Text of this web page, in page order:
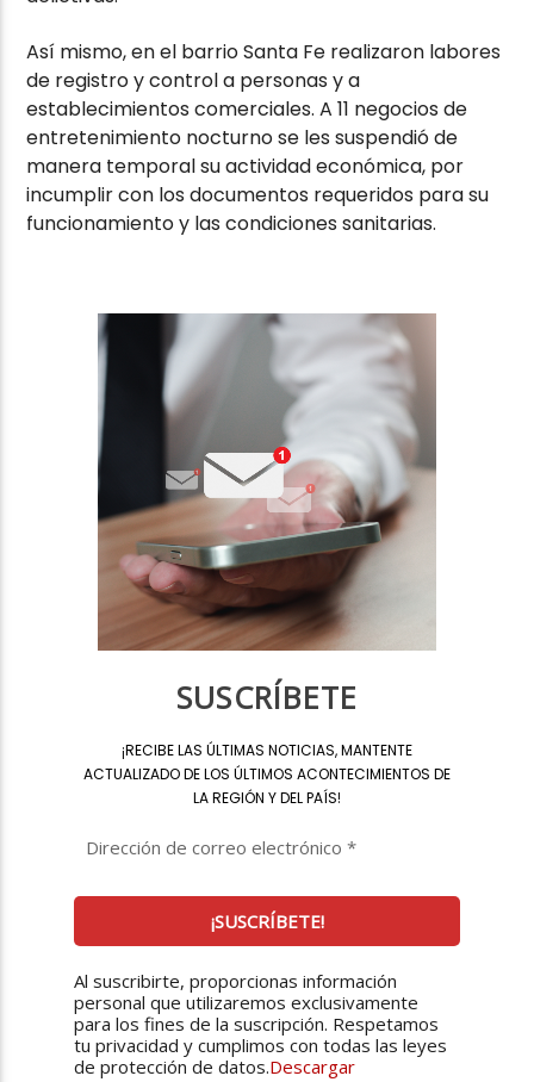
Así mismo, en el barrio Santa Fe realizaron labores
de registro y control a personas y a
establecimientos comerciales. A 11 negocios de
entretenimiento nocturno se les suspendió de
manera temporal su actividad económica, por
incumplir con los documentos requeridos para su
funcionamiento y las condiciones sanitarias.
SUSCRÍBETE
¡RECIBE LAS ÚLTIMAS NOTICIAS, MANTENTE
ACTUALIZADO DE LOS ÚLTIMOS ACONTECIMIENTOS DE
LA REGIÓN Y DEL PAÍS!
Al suscribirte, proporcionas información
personal que utilizaremos exclusivamente
para los fines de la suscripción. Respetamos
tu privacidad y cumplimos con todas las leyes
de protección de datos.Descargar